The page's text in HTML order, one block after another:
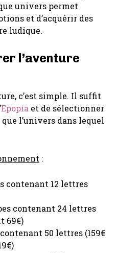
univers permet
et d’acquérir des
ludique.
l’aventure
c’est simple. Il suffit
Epopia et de sélectionner
l’univers dans lequel
:
contenant 12 lettres
contenant 24 lettres
69€)
50 lettres (159€